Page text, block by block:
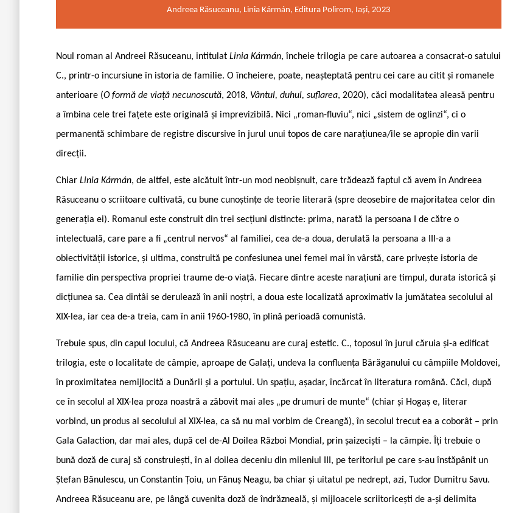
Andreea Răsuceanu, Linia Kármán, Editura Polirom, Iași, 2023
Noul roman al Andreei Răsuceanu, intitulat Linia Kármán, încheie trilogia pe care autoarea a consacrat-o satului
C., printr-o incursiune în istoria de familie. O încheiere, poate, neașteptată pentru cei care au citit și romanele
anterioare (O formă de viață necunoscută, 2018, Vântul, duhul, suflarea, 2020), căci modalitatea aleasă pentru
a îmbina cele trei fațete este originală și imprevizibilă. Nici „roman-fluviu“, nici „sistem de oglinzi“, ci o
permanentă schimbare de registre discursive în jurul unui topos de care narațiunea/ile se apropie din varii
direcții.
Chiar Linia Kármán, de altfel, este alcătuit într-un mod neobișnuit, care trădează faptul că avem în Andreea
Răsuceanu o scriitoare cultivată, cu bune cunoștințe de teorie literară (spre deosebire de majoritatea celor din
generația ei). Romanul este construit din trei secțiuni distincte: prima, narată la persoana I de către o
intelectuală, care pare a fi „centrul nervos“ al familiei, cea de-a doua, derulată la persoana a III-a a
obiectivității istorice, și ultima, construită pe confesiunea unei femei mai în vârstă, care privește istoria de
familie din perspectiva propriei traume de-o viață. Fiecare dintre aceste narațiuni are timpul, durata istorică și
dicțiunea sa. Cea dintâi se derulează în anii noștri, a doua este localizată aproximativ la jumătatea secolului al
XIX-lea, iar cea de-a treia, cam în anii 1960-1980, în plină perioadă comunistă.
Trebuie spus, din capul locului, că Andreea Răsuceanu are curaj estetic. C., toposul în jurul căruia și-a edificat
trilogia, este o localitate de câmpie, aproape de Galați, undeva la confluența Bărăganului cu câmpiile Moldovei,
în proximitatea nemijlocită a Dunării și a portului. Un spațiu, așadar, încărcat în literatura română. Căci, după
ce în secolul al XIX-lea proza noastră a zăbovit mai ales „pe drumuri de munte“ (chiar și Hogaș e, literar
vorbind, un produs al secolului al XIX-lea, ca să nu mai vorbim de Creangă), în secolul trecut ea a coborât – prin
Gala Galaction, dar mai ales, după cel de-Al Doilea Război Mondial, prin șaizeciști – la câmpie. Îți trebuie o
bună doză de curaj să construiești, în al doilea deceniu din mileniul III, pe teritoriul pe care s-au înstăpânit un
Ștefan Bănulescu, un Constantin Țoiu, un Fănuș Neagu, ba chiar și uitatul pe nedrept, azi, Tudor Dumitru Savu.
Andreea Răsuceanu are, pe lângă cuvenita doză de îndrăzneală, și mijloacele scriitoricești de a-și delimita